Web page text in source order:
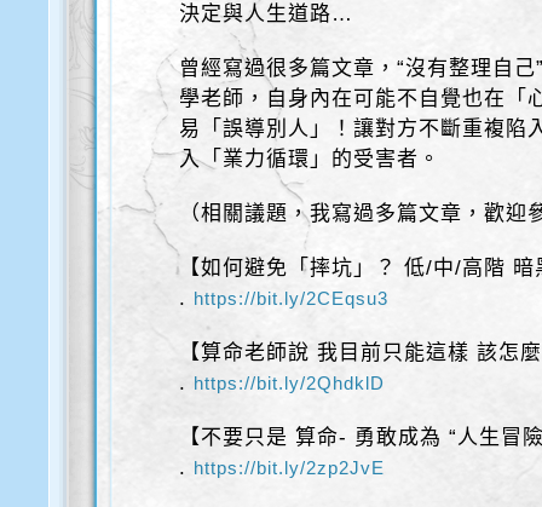
決定與人生道路…
曾經寫過很多篇文章，“沒有整理自
學老師，自身內在可能不自覺也在「
易「誤導別人」！讓對方不斷重複陷
入「業力循環」的受害者。
（相關議題，我寫過多篇文章，歡迎
【如何避免「摔坑」？ 低/中/高階
. https://bit.ly/2CEqsu3
【算命老師說 我目前只能這樣 該怎
. https://bit.ly/2QhdklD
【不要只是 算命- 勇敢成為 “人生冒
. https://bit.ly/2zp2JvE